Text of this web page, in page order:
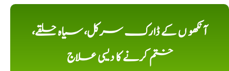
آنکھو ں کے ڈارک سرکل، سیاہ حلقے،
ختم کرنے کا دیسی علاج